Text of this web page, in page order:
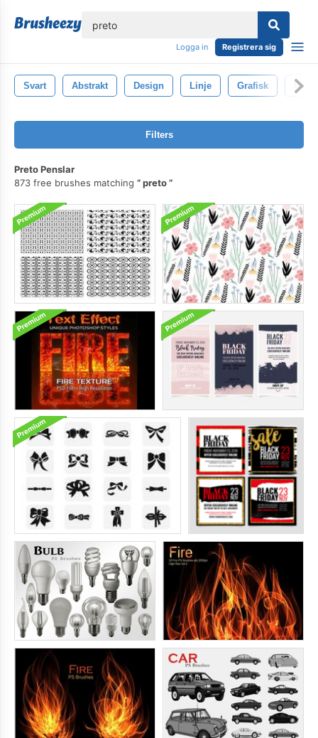
Logga in Registrera sig
Svart Abstrakt Design Linje Grafisk
Filters
Preto Penslar
873 free brushes matching
preto